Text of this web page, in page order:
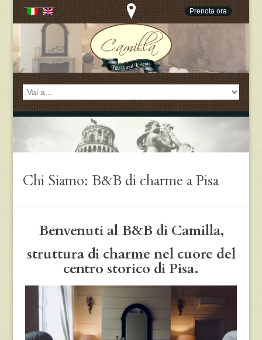
Prenota ora
Chi Siamo: B&B di charme a Pisa
Benvenuti al B&B di Camilla,
struttura di charme nel cuore del
centro storico di Pisa.